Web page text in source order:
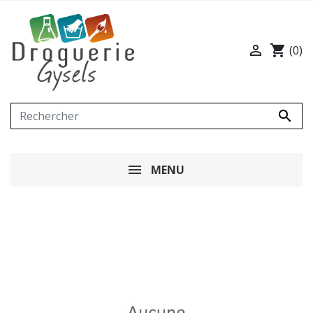

 shopping_cart (0)
MENU